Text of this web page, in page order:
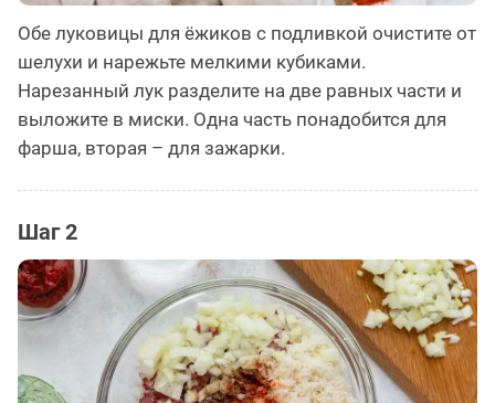
Обе луковицы для ёжиков с подливкой очистите от
шелухи и нарежьте мелкими кубиками.
Нарезанный лук разделите на две равных части и
выложите в миски. Одна часть понадобится для
фарша, вторая – для зажарки.
Шаг 2